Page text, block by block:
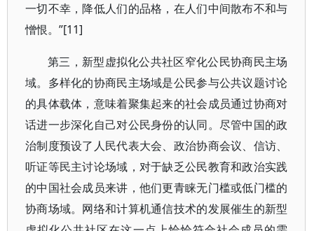
一切不幸，降低人们的品格，在人们中间散布不和与
憎恨。”[11]
第三，新型虚拟化公共社区窄化公民协商民主场
域。多样化的协商民主场域是公民参与公共议题讨论
的具体载体，意味着聚集起来的社会成员通过协商对
话进一步深化自己对公民身份的认同。尽管中国的政
治制度预设了人民代表大会、政治协商会议、信访、
听证等民主讨论场域，对于缺乏公民教育和政治实践
的中国社会成员来讲，他们更青睐无门槛或低门槛的
协商场域。网络和计算机通信技术的发展催生的新型